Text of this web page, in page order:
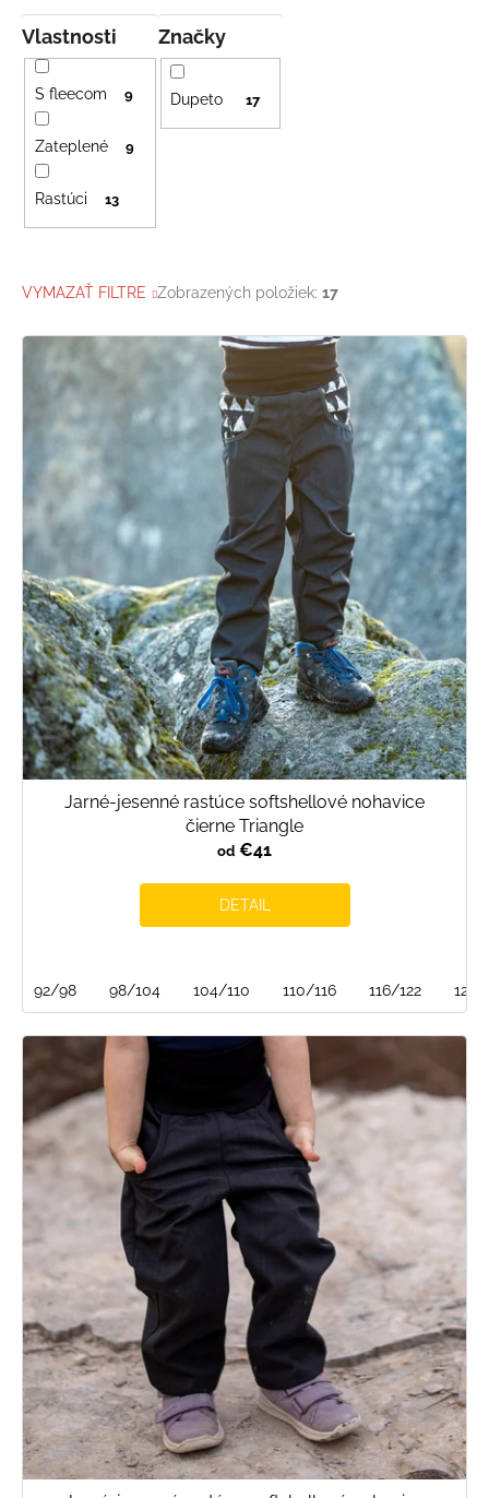
Značky
Dupeto 17
Vlastnosti
S fleecom 9
Zateplené 9
Rastúci 13
VYMAZAŤ FILTRE Zobrazených položiek: 17
V
i
p
o
d
u
k
t
o
v
Jarné-jesenné rastúce softshellové nohavice
čierne Triangle
od €41
DETAIL
92/98 98/104 104/110 110/116 116/122 122/